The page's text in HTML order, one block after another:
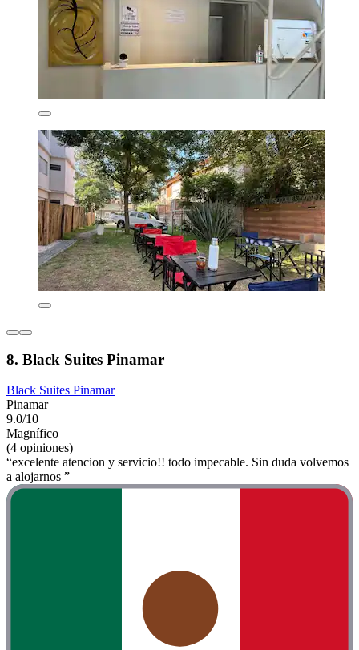
8. Black Suites Pinamar
Black Suites Pinamar
Pinamar
9.0/10
Magnífico
(4 opiniones)
“excelente atencion y servicio!! todo impecable. Sin duda volvemos
a alojarnos ”